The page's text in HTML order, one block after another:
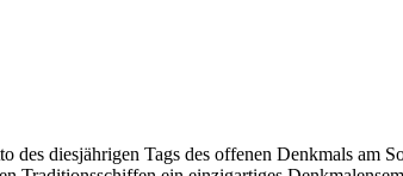
diesjährigen Tags des offenen Denkmals am